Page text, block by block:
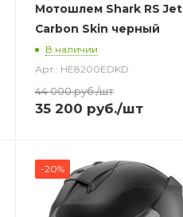
Мотошлем Shark RS Jet
Carbon Skin черный
В наличии
Арт.: HE8200EDKD
44 000руб./шт
35 200 руб./шт
-20%